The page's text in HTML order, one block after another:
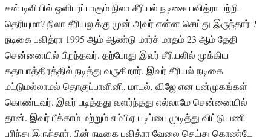
சன் டிவியில் ஒளிபரப்பாகும் நிலா சீரியல் நடிகை பவித்ரா பற்றி
தெரியுமா? நிலா சீரியலுக்கு முன் அவர் என்ன செய்து இருந்தார் ?
நடிகை பவித்ரா 1995 ஆம் ஆண்டு மார்ச் மாதம் 23 ஆம் தேதி
சென்னையில் பிறந்தவர். தற்போது இவர் சீரியலில் முக்கிய
கதாபாத்திரத்தில் நடித்து வருகிறார். இவர் சீரியல் நடிகை
மட்டுமல்லாமல் தொகுப்பாளினி, மாடல், விஜே என பன்முகங்கள்
கொண்டவர். இவர் படித்தது வளர்ந்தது எல்லாமே சென்னையில்
தான். இவர் பீக்காம் மற்றும் எம்பிஏ படிப்பை முடித்து விட்டு பணி
புரிந்து இருந்தார். பின் நடிகை பவித்ரா வேலை செய்து கொண்டே